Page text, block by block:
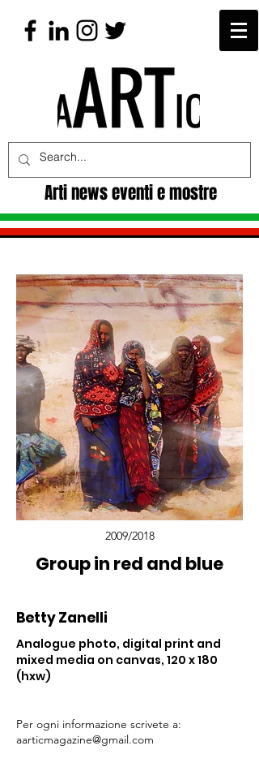
Arti news eventi e mostre
2009/2018
Group in red and blue
Betty Zanelli
Analogue photo, digital print and
mixed media on canvas, 120 x 180
(hxw)
Per ogni informazione scrivete a:
aarticmagazine@gmail.com